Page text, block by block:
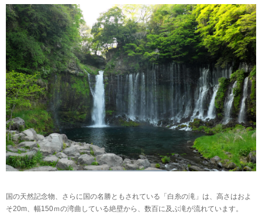
国の天然記念物、さらに国の名勝ともされている「白糸の滝」は、高さはおよ
そ20m、幅150ｍの湾曲している絶壁から、数百に及ぶ滝が流れています。